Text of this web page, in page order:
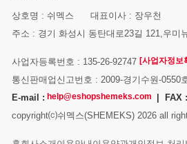
상호명 : 쉬멕스 대표이사 : 장우천
주소 : 경기 화성시 동탄대로23길 121,우미
사업자등록번호 : 135-26-92747 [사업자정보
통신판매업신고번호 : 2009-경기수원-
E-mail : help@eshopshemeks.com
| FAX
copyright⒞쉬멕스(SHEMEKS) 2026 all